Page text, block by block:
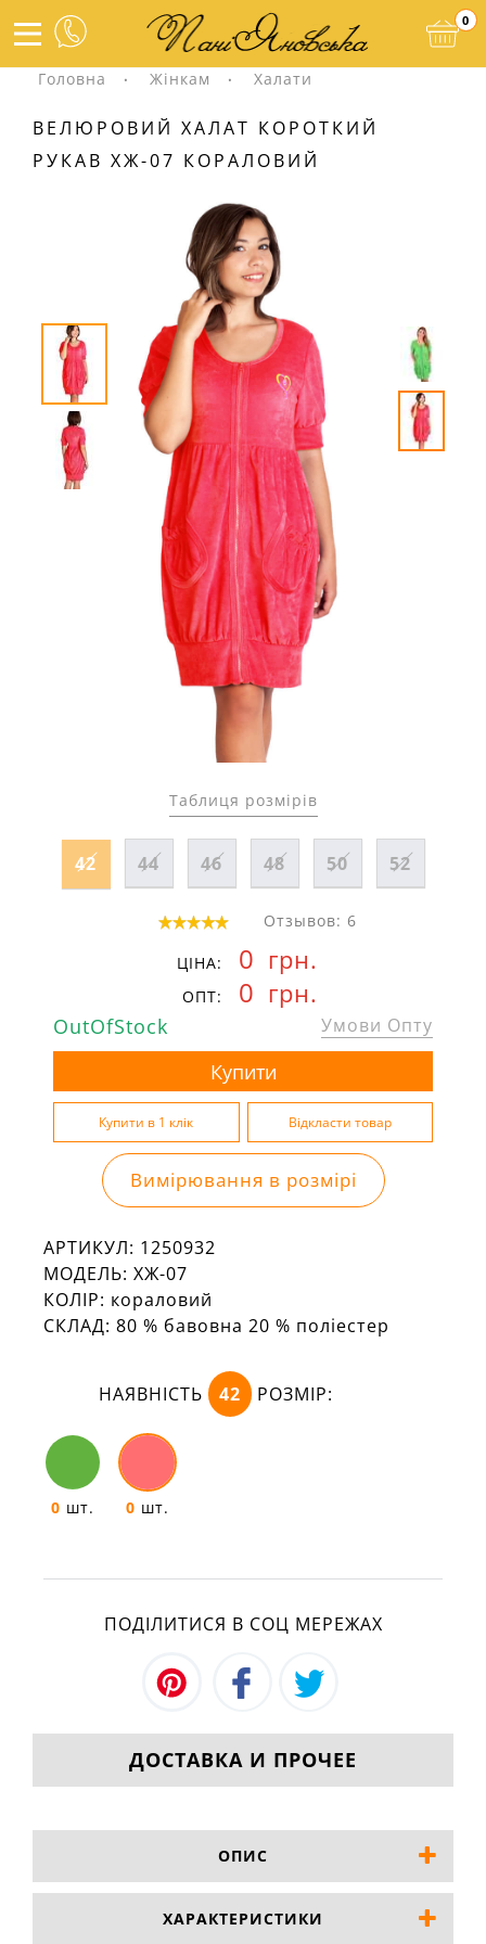
0
Головна Жінкам Халати
ВЕЛЮРОВИЙ ХАЛАТ КОРОТКИЙ
РУКАВ ХЖ-07 КОРАЛОВИЙ
Таблиця розмірів
42 44 46 48 50 52
Отзывов: 6
ЦІНА: 0 грн.
ОПТ: 0 грн.
OutOfStock Умови Опту
Вимірювання в розмірі
АРТИКУЛ: 1250932
МОДЕЛЬ: ХЖ-07
КОЛІР: кораловий
СКЛАД: 80 % бавовна 20 % поліестер
НАЯВНІСТЬ 42 РОЗМІР:
0 шт. 0 шт.
ПОДІЛИТИСЯ В СОЦ МЕРЕЖАХ
ДОСТАВКА И ПРОЧЕЕ
ОПИС
ХАРАКТЕРИСТИКИ